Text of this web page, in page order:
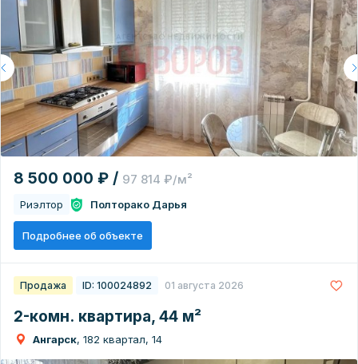
8 500 000 ₽ / 97 814 ₽/м²
Риэлтор Полторако Дарья
Подробнее об объекте
Продажа ID: 100024892 01 августа 2026
2-комн. квартира, 44 м²
Ангарск, 182 квартал, 14